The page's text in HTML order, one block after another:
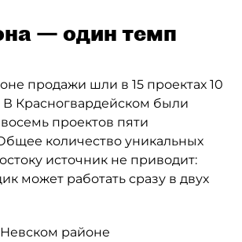
— один темп
продажи шли в 15 проектах 10
В Красногвардейском были
проектов пяти
количество уникальных
источник не приводит:
может работать сразу в двух
районе